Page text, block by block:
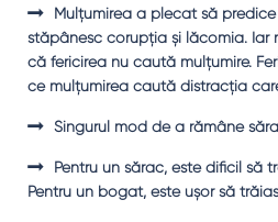
Mulţumirea a plecat să
stăpânesc corupţia şi lăcomia. Iar
că fericirea nu caută mulţumire.
ce mulţumirea caută distracţia
Singurul mod de a rămâne
Pentru un sărac, este dificil să
Pentru un bogat, este uşor să